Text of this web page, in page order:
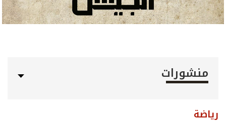
منشورات
رياضة